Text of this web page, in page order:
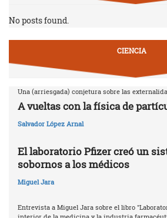
No posts found.
CIENCIA
Una (arriesgada) conjetura sobre las
A vueltas con la física de
Salvador López Arnal
El laboratorio Pfizer creó un
sobornos a los médicos
Miguel Jara
Entrevista a Miguel Jara sobre el libro